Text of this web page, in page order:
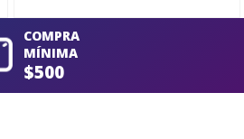
COMPRA
MÍNIMA
$500